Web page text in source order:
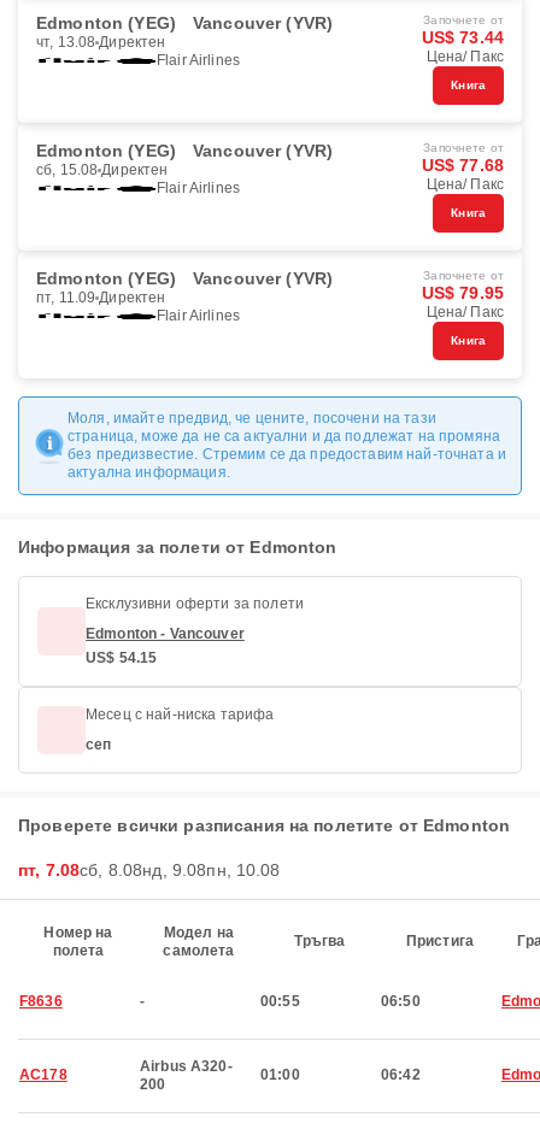
Edmonton (YEG) Vancouver (YVR)
чт, 13.08 Директен
Flair Airlines
Започнете от
US$ 73.44
Цена/ Пакс
Книга
Edmonton (YEG) Vancouver (YVR)
сб, 15.08 Директен
Flair Airlines
Започнете от
US$ 77.68
Цена/ Пакс
Книга
Edmonton (YEG) Vancouver (YVR)
пт, 11.09 Директен
Flair Airlines
Започнете от
US$ 79.95
Цена/ Пакс
Книга
Моля, имайте предвид, че цените, посочени на тази
страница, може да не са актуални и да подлежат на промяна
без предизвестие. Стремим се да предоставим най-точната и
актуална информация.
Информация за полети от Edmonton
Ексклузивни оферти за полети
Edmonton - Vancouver
US$ 54.15
Месец с най-ниска тарифа
сеп
Проверете всички разписания на полетите от Edmonton
пт, 7.08сб, 8.08нд, 9.08пн, 10.08
Номер на
полета
Модел на
самолета
Тръгва Пристига
F8636 - 00:55 06:50
AC178
Airbus A320-
200
01:00 06:42